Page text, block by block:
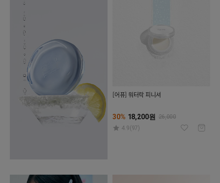
[어퓨] 워터락 피니셔
30% 18,200원
26,000
4.9(97)